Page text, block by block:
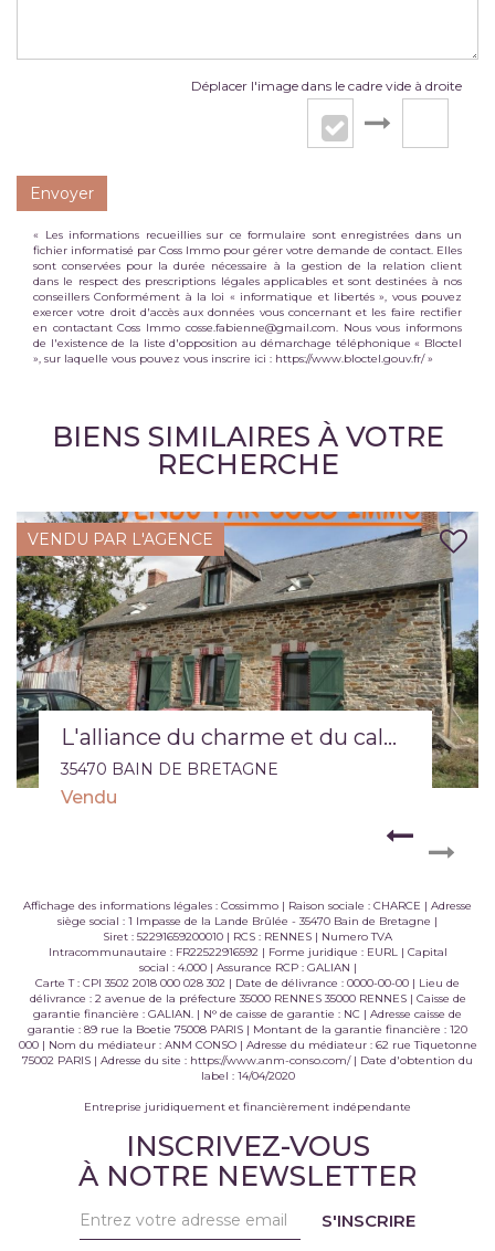
Déplacer l'image dans le cadre vide à droite
Envoyer
« Les informations recueillies sur ce formulaire sont enregistrées dans un
fichier informatisé par Coss Immo pour gérer votre demande de contact. Elles
sont conservées pour la durée nécessaire à la gestion de la relation client
dans le respect des prescriptions légales applicables et sont destinées à nos
conseillers Conformément à la loi « informatique et libertés », vous pouvez
exercer votre droit d'accès aux données vous concernant et les faire rectifier
en contactant Coss Immo cosse.fabienne@gmail.com. Nous vous informons
de l'existence de la liste d'opposition au démarchage téléphonique « Bloctel
», sur laquelle vous pouvez vous inscrire ici : https://www.bloctel.gouv.fr/»
BIENS SIMILAIRES À VOTRE
RECHERCHE
VENDU PAR L'AGENCE
L'alliance du charme et du calme !
35470 BAIN DE BRETAGNE
Vendu
Affichage des informations légales : Cossimmo | Raison sociale : CHARCE | Adresse
siège social : 1 Impasse de la Lande Brûlée - 35470 Bain de Bretagne |
Siret : 52291659200010 | RCS : RENNES | Numero TVA
Intracommunautaire : FR22522916592 | Forme juridique : EURL | Capital
social : 4.000 | Assurance RCP : GALIAN |
Carte T : CPI 3502 2018 000 028 302 | Date de délivrance : 0000-00-00 | Lieu de
délivrance : 2 avenue de la préfecture 35000 RENNES 35000 RENNES | Caisse de
garantie financière : GALIAN. | N° de caisse de garantie : NC | Adresse caisse de
garantie : 89 rue la Boetie 75008 PARIS | Montant de la garantie financière : 120
000 | Nom du médiateur : ANM CONSO | Adresse du médiateur : 62 rue Tiquetonne
75002 PARIS | Adresse du site : https://www.anm-conso.com/| Date d'obtention du
label : 14/04/2020
Entreprise juridiquement et financièrement indépendante
INSCRIVEZ-VOUS
À NOTRE NEWSLETTER
S'INSCRIRE